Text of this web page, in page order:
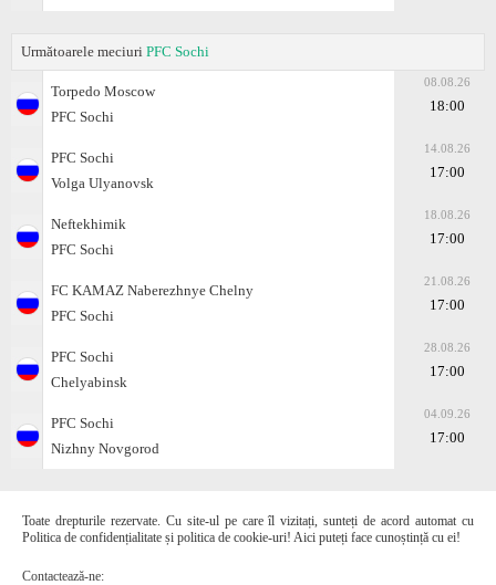
Următoarele meciuri PFC Sochi
Torpedo Moscow
PFC Sochi
08.08.26
18:00
PFC Sochi
Volga Ulyanovsk
14.08.26
17:00
Neftekhimik
PFC Sochi
18.08.26
17:00
FC KAMAZ Naberezhnye Chelny
PFC Sochi
21.08.26
17:00
PFC Sochi
Chelyabinsk
28.08.26
17:00
PFC Sochi
Nizhny Novgorod
04.09.26
17:00
Toate drepturile rezervate. Cu site-ul pe care îl vizitați, sunteți de acord automat cu
Politica de confidențialitate și politica de cookie-uri! Aici puteți face cunoștință cu ei!
Contactează-ne: